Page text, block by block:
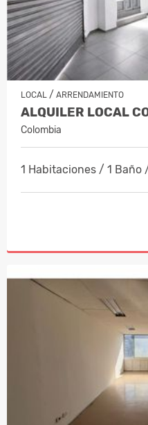
LOCAL / ARRENDAMIENTO
Colombia
1 Habitaciones / 1 Baño